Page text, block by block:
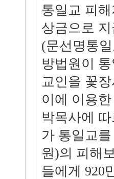
통일교 피
상금으로
(문선명통
방법원이
교인을 꽃
이에 이용
박목사에
가 통일교
원)의 피해
들에게 920